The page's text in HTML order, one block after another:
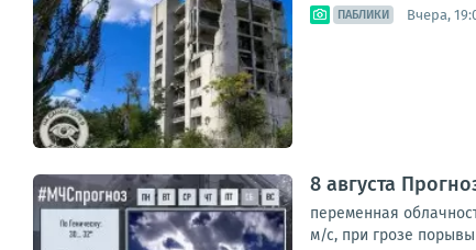
ПАБЛИКИ Вчера,
8 августа
переменная
м/с, при грозе порывы